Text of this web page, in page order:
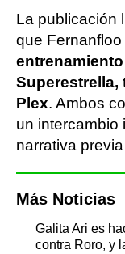
La publicación
que
Superestrella,
Plex. Ambos
un intercambio
narrativa
Más Noticias
Galita Ari es
contra Roro, y